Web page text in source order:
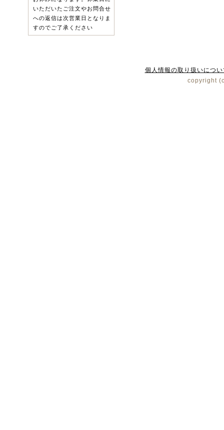
いただいたご注文やお問合せ
への返信は次営業日となりま
すのでご了承ください
個人情報の取り扱いについ
copyright